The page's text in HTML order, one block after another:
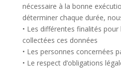
nécessaire à la bonne
déterminer chaque durée,
• Les différentes finalités
collectées ces données
• Les personnes concernées
• Le respect d’obligations